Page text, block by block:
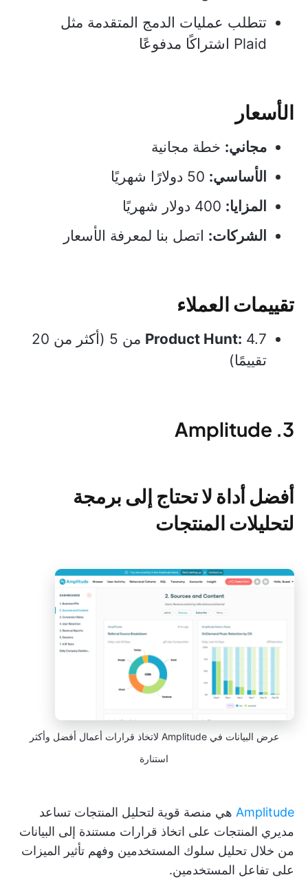
تتطلب عمليات الدمج المتقدمة مثل
Plaid اشتراكًا مدفوعًا
الأسعار
مجاني: خطة مجانية
الأساسي:
المزايا:
الشركات: اتصل بنا لمعرفة الأسعار
تقييمات العملاء
Product Hunt:
4.7 من 5 (أكثر من 20
تقييمًا)
3. Amplitude
أفضل أداة لا تحتاج إلى برمجة
لتحليلات المنتجات
عرض البيانات في Amplitude لاتخاذ قرارات أعمال أفضل وأكثر
استنارة
Amplitude هي منصة قوية لتحليل المنتجات تساعد
مديري المنتجات على اتخاذ قرارات مستندة إلى البيانات
من خلال تحليل سلوك المستخدمين وفهم تأثير الميزات
على تفاعل المستخدمين.